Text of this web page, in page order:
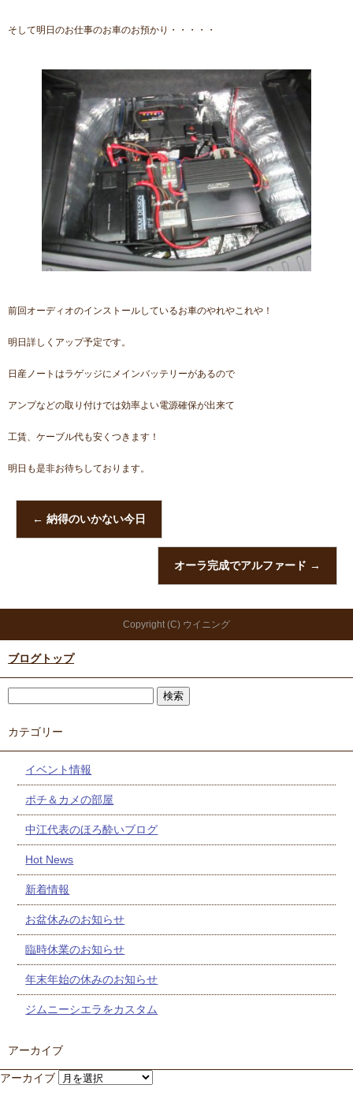
そして明日のお仕事のお車のお預かり・・・・・
前回オーディオのインストールしているお車のやれやこれや！
明日詳しくアップ予定です。
日産ノートはラゲッジにメインバッテリーがあるので
アンプなどの取り付けでは効率よい電源確保が出来て
工賃、ケーブル代も安くつきます！
明日も是非お待ちしております。
← 納得のいかない今日
オーラ完成でアルファード →
Copyright (C) ウイニング
ブログトップ
カテゴリー
イベント情報
ポチ＆カメの部屋
中江代表のほろ酔いブログ
Hot News
新着情報
お盆休みのお知らせ
臨時休業のお知らせ
年末年始の休みのお知らせ
ジムニーシエラをカスタム
アーカイブ
アーカイブ